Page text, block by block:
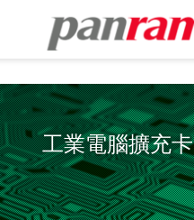
工業電腦擴充卡